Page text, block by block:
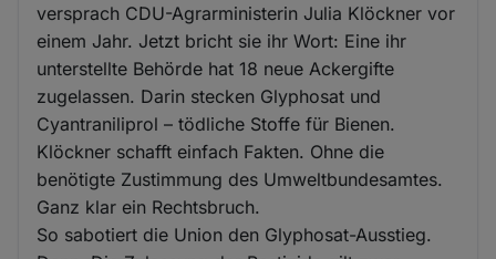
versprach CDU-Agrarministerin Julia Klöckner vor
einem Jahr. Jetzt bricht sie ihr Wort: Eine ihr
unterstellte Behörde hat 18 neue Ackergifte
zugelassen. Darin stecken Glyphosat und
Cyantraniliprol – tödliche Stoffe für Bienen.
Klöckner schafft einfach Fakten. Ohne die
benötigte Zustimmung des Umweltbundesamtes.
Ganz klar ein Rechtsbruch.
So sabotiert die Union den Glyphosat-Ausstieg.